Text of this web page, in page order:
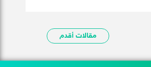
مقالات أقدم